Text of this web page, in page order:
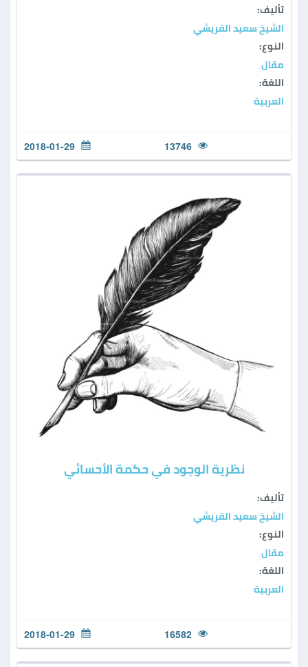
تأليف:
الشيخ سعيد القريشي
النوع:
مقال
اللغة:
العربية
13746
2018-01-29
نظرية الوجود في حكمة الأحسائي
تأليف:
الشيخ سعيد القريشي
النوع:
مقال
اللغة:
العربية
16582
2018-01-29